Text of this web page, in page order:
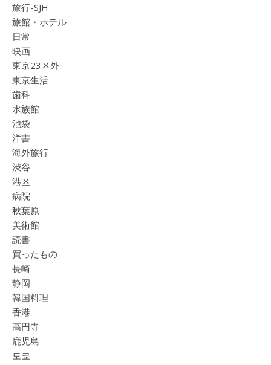
旅行-SJH
旅館・ホテル
日常
映画
東京23区外
東京生活
歯科
水族館
池袋
洋書
海外旅行
渋谷
港区
病院
秋葉原
美術館
読書
買ったもの
長崎
静岡
韓国料理
香港
高円寺
鹿児島
도쿄